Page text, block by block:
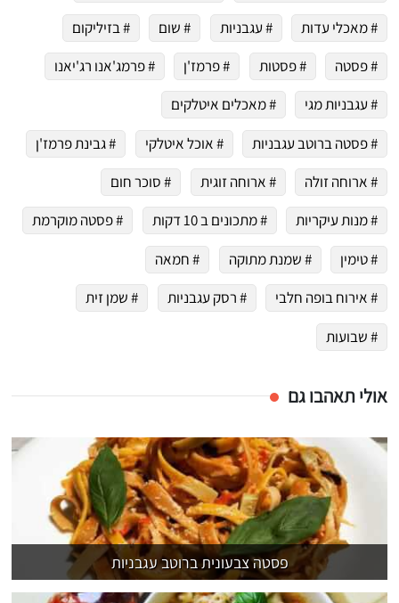
# מאכלי עדות
# עגבניות # שום
# בזיליקום
# פסטה
# פסטות # פרמז'ן
# פרמג'אנו רג'יאנו
# עגבניות מגי
# מאכלים איטלקים
# פסטה ברוטב עגבניות
# אוכל איטלקי
# גבינת פרמז'ן
# ארוחה זולה
# ארוחה זוגית
# סוכר חום
# מנות עיקריות
# מתכונים ב 10 דקות
# פסטה מוקרמת
# טימין
# שמנת מתוקה
# חמאה
# אירוח בופה חלבי
# רסק עגבניות
# שמן זית
# שבועות
אולי תאהבו גם
פסטה צבעונית ברוטב עגבניות